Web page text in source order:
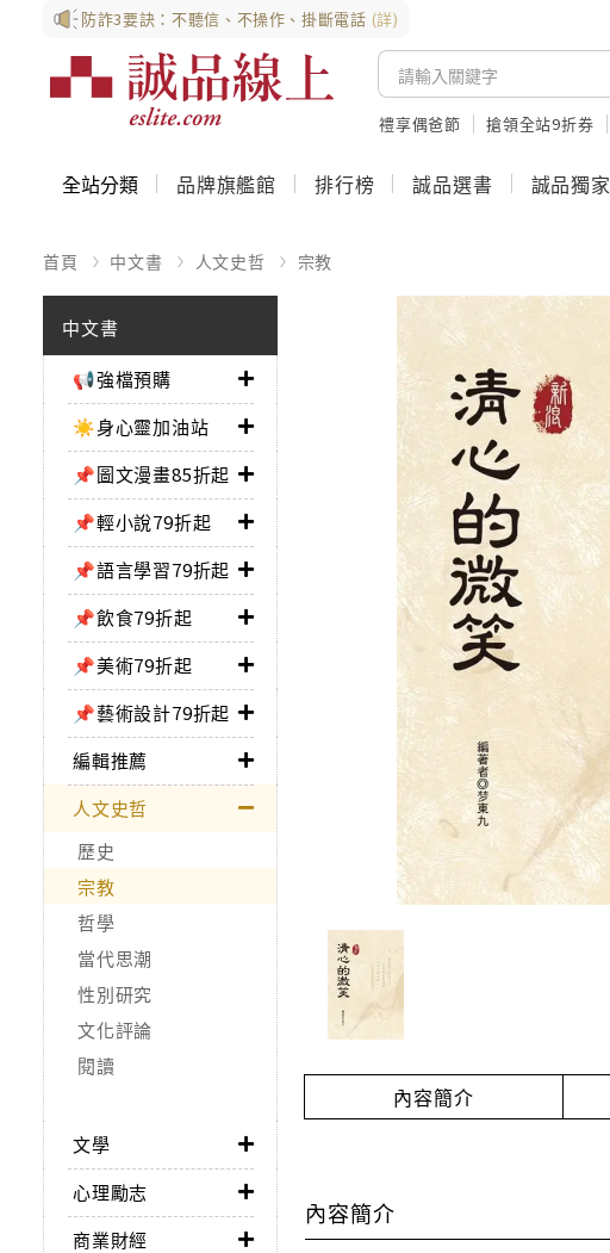
防詐3要訣：不聽信、不操作、掛斷電話 (詳)
禮享偶爸節 搶領全站9折券
全站分類 品牌旗艦館 排行榜 誠品選書 誠品獨家
首頁 中文書 人文史哲 宗教
中文書
📢強檔預購
☀️身心靈加油站
📌圖文漫畫85折起
📌輕小說79折起
📌語言學習79折起
📌飲食79折起
📌美術79折起
📌藝術設計79折起
編輯推薦
人文史哲
歷史
宗教
哲學
當代思潮
性別研究
文化評論
閱讀
文學
心理勵志
商業財經
內容簡介
內容簡介